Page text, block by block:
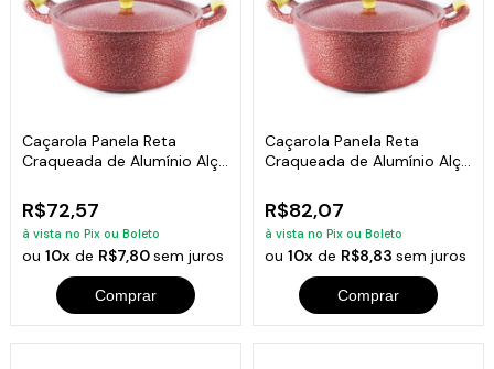
Caçarola Panela Reta
Craqueada de Alumínio Alça
R$72,57
à vista no Pix ou Boleto
ou10x de R$7,80sem juros
Comprar
Caçarola Panela Reta
Craqueada de Alumínio Alça
R$82,07
à vista no Pix ou Boleto
ou 10xde R$8,83 sem juros
Comprar